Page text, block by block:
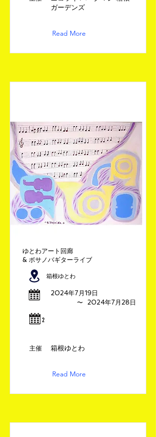
ガーデンズ
Read More
ゆとわアート回廊
& ボサノバギターライブ
箱根ゆとわ
2024年7月19日
​〜 2024年7月28日
​2
​主催 箱根ゆとわ
Read More